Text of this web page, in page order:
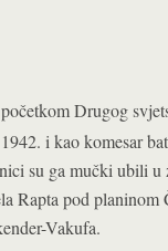
Drugog
i kao komesar
su ga mučki ubili u
Rapta pod planinom
Vakufa.